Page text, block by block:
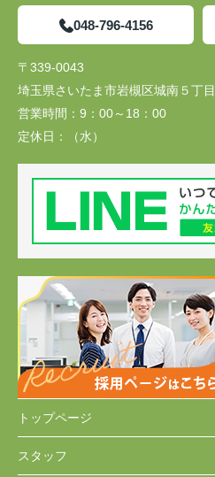
048-796-4156
〒339-0043
埼玉県さいたま市岩槻区城南５丁
営業時間： 9：00～18：00
定休日：
（水）
トップページ
スタッフ